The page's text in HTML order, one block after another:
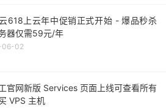
618上云年中促销正式开始 - 爆品秒杀
器仅需59元/年
06-02
官网新版 Services 页面上线可查看所有
VPS 主机